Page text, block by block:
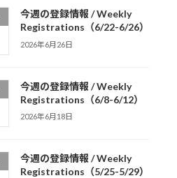
今週の登録情報 / Weekly
Registrations（6/22-6/26）
2026年6月26日
今週の登録情報 / Weekly
Registrations（6/8-6/12）
2026年6月18日
今週の登録情報 / Weekly
Registrations（5/25-5/29）